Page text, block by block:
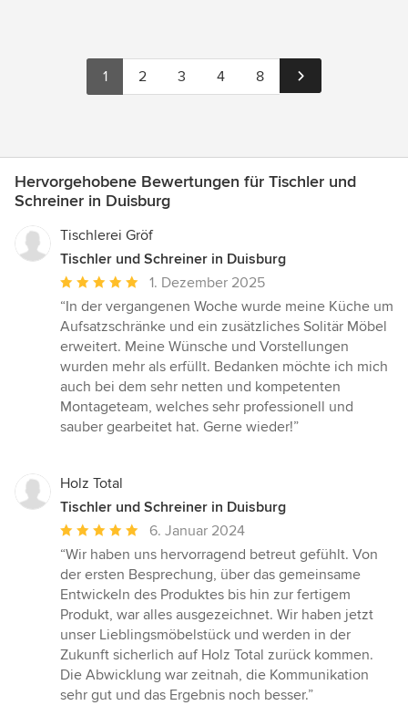
1 2 3 4 8
Hervorgehobene Bewertungen für Tischler und
Schreiner in Duisburg
Tischlerei Gröf
Tischler und Schreiner in Duisburg
Durchschnittliche
Bewertung:
5
von
5
Sternen
1. Dezember 2025
“In der vergangenen Woche wurde meine Küche um
Aufsatzschränke und ein zusätzliches Solitär Möbel
erweitert. Meine Wünsche und Vorstellungen
wurden mehr als erfüllt. Bedanken möchte ich mich
auch bei dem sehr netten und kompetenten
Montageteam, welches sehr professionell und
sauber gearbeitet hat. Gerne wieder!”
Holz Total
Tischler und Schreiner in Duisburg
Durchschnittliche
Bewertung:
5
von
5
Sternen
6. Januar 2024
“Wir haben uns hervorragend betreut gefühlt. Von
der ersten Besprechung, über das gemeinsame
Entwickeln des Produktes bis hin zur fertigem
Produkt, war alles ausgezeichnet. Wir haben jetzt
unser Lieblingsmöbelstück und werden in der
Zukunft sicherlich auf Holz Total zurück kommen.
Die Abwicklung war zeitnah, die Kommunikation
sehr gut und das Ergebnis noch besser.”